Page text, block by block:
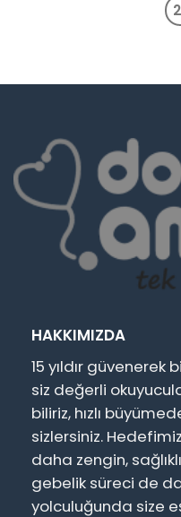
HAKKIMIZDA
15 yıldır
siz değerli
biliriz, hızlı
sizlersiniz.
daha zengin,
gebelik süreci de
yolculuğunda size